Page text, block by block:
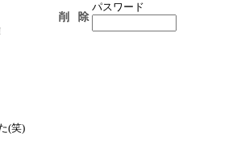
(笑)
パスワード